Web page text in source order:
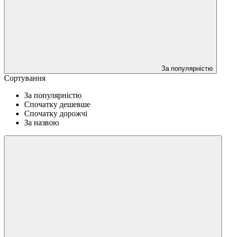
За популярністю
Сортування
За популярністю
Спочатку дешевше
Спочатку дорожчі
За назвою